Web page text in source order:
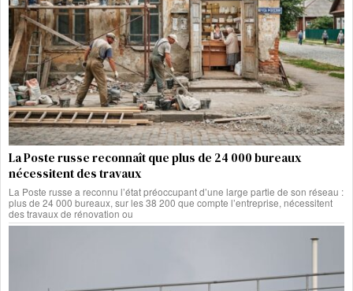
La Poste russe reconnaît que plus de 24 000 bureaux
nécessitent des travaux
La Poste russe a reconnu l’état préoccupant d’une large partie de son réseau :
plus de 24 000 bureaux, sur les 38 200 que compte l’entreprise, nécessitent
des travaux de rénovation ou